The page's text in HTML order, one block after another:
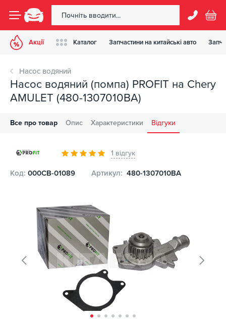
Акції Каталог Запчастини на китайські авто
Насос водяний
Насос водяний (помпа) PROFIT на Chery
AMULET (480-1307010BA)
Все про товар Опис Характеристики Відгуки
1 відгук
Код: 000CB-01089 Артикул: 480-1307010BA